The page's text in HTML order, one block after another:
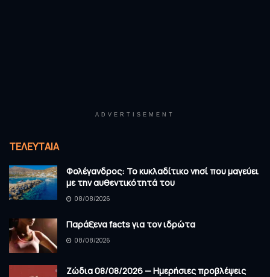
ADVERTISEMENT
ΤΕΛΕΥΤΑΊΑ
Φολέγανδρος: Το κυκλαδίτικο νησί που μαγεύει
με την αυθεντικότητά του
08/08/2026
Παράξενα facts για τον ιδρώτα
08/08/2026
Ζώδια 08/08/2026 — Ημερήσιες προβλέψεις